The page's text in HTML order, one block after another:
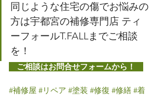
同じような住宅の傷でお悩みの
方は宇都宮の補修専門店 ティ
ーフォールT.FALLまでご相談
を！
ご相談はお問合せフォームから！
#補修屋 #リペア #塗装 #修復 #修繕 #着